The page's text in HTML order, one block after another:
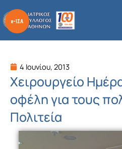
στο
περιεχόμενο
4 Ιουνίου, 2013
Χειρουργείο
οφέλη για τους
Πολιτεία